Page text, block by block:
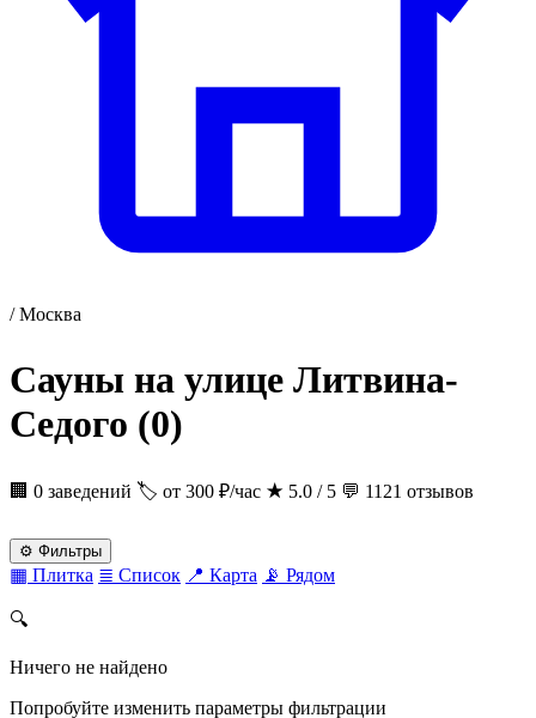
/ Москва
Сауны на улице Литвина-
Седого (0)
🏢 0 заведений 🏷 от 300 ₽/час ★ 5.0 / 5 💬 1121 отзывов
⚙ Фильтры
▦ Плитка ≣ Список 📍 Карта 📡 Рядом
🔍
Ничего не найдено
Попробуйте изменить параметры фильтрации